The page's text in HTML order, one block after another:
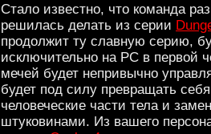
Стало известно, что команда
решилась делать из серии
продолжит ту славную серию,
исключительно на PC в первой
мечей будет непривычно
будет под силу превращать
человеческие части тела и
штуковинами. Из вашего